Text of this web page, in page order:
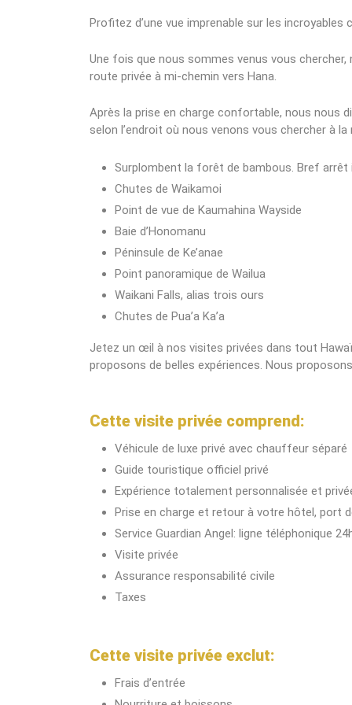
Profitez d’une vue imprenable sur les
Une fois que nous sommes venus vous
route privée à mi-chemin vers Hana.
Après la prise en charge confortable, nous nous
selon l’endroit où nous venons vous chercher à la
Surplombent la forêt de bambous. Bref arrêt
Chutes de Waikamoi
Point de vue de Kaumahina Wayside
Baie d’Honomanu
Péninsule de Ke’anae
Point panoramique de Wailua
Waikani Falls, alias trois ours
Chutes de Pua’a Ka’a
Jetez un œil à nos visites privées dans tout
proposons de belles expériences. Nous
Cette visite privée comprend:
Véhicule de luxe privé avec chauffeur séparé
Guide touristique officiel privé
Expérience totalement personnalisée et
Prise en charge et retour à votre hôtel, port
Service Guardian Angel: ligne téléphonique
Visite privée
Assurance responsabilité civile
Taxes
Cette visite privée exclut:
Frais d’entrée